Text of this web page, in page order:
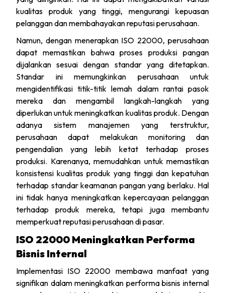
kualitas produk yang tinggi, mengurangi kepuasan
pelanggan dan membahayakan reputasi perusahaan.
Namun, dengan menerapkan ISO 22000, perusahaan
dapat memastikan bahwa proses produksi pangan
dijalankan sesuai dengan standar yang ditetapkan.
Standar ini memungkinkan perusahaan untuk
mengidentifikasi titik-titik lemah dalam rantai pasok
mereka dan mengambil langkah-langkah yang
diperlukan untuk meningkatkan kualitas produk. Dengan
adanya sistem manajemen yang terstruktur,
perusahaan dapat melakukan monitoring dan
pengendalian yang lebih ketat terhadap proses
produksi. Karenanya, memudahkan untuk memastikan
konsistensi kualitas produk yang tinggi dan kepatuhan
terhadap standar keamanan pangan yang berlaku. Hal
ini tidak hanya meningkatkan kepercayaan pelanggan
terhadap produk mereka, tetapi juga membantu
memperkuat reputasi perusahaan di pasar.
ISO 22000 Meningkatkan Performa
Bisnis Internal
Implementasi ISO 22000 membawa manfaat yang
signifikan dalam meningkatkan performa bisnis internal